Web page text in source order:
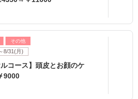
その他
8/31(月)
コース】頭皮とお顔のケ
9000